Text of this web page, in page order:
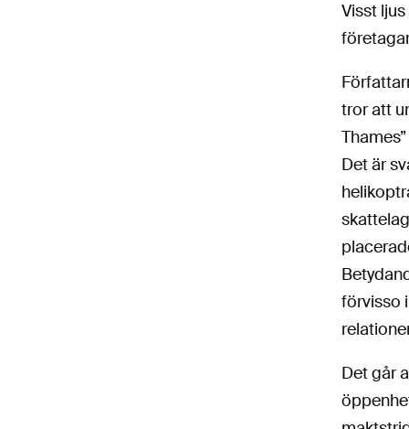
Visst
tror att
Det är
förvisso
Det går